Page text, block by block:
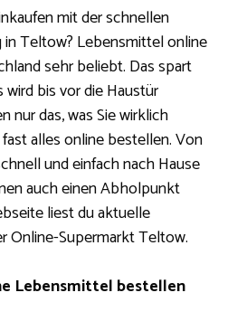
mit der schnellen
Teltow? Lebensmittel online
sehr beliebt. Das spart
bis vor die Haustür
nur das, was Sie wirklich
alles online bestellen. Von
und einfach nach Hause
auch einen Abholpunkt
liest du aktuelle
Online-Supermarkt Teltow.
Lebensmittel bestellen